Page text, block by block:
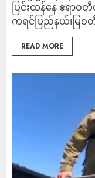
ပြင်းထန်နေ ဧရာ
ကရင်ပြည်နယ်၊မြဝ
READ MORE